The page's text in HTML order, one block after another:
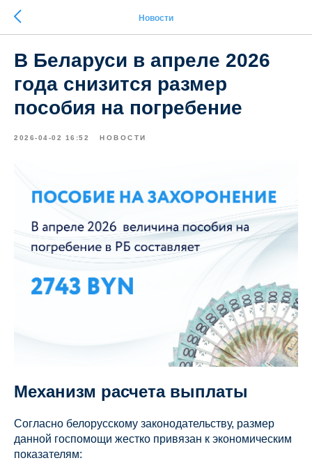
Новости
В Беларуси в апреле 2026
года снизится размер
пособия на погребение
2026-04-02 16:52 НОВОСТИ
Механизм расчета выплаты
Согласно белорусскому законодательству, размер
данной госпомощи жестко привязан к экономическим
показателям: